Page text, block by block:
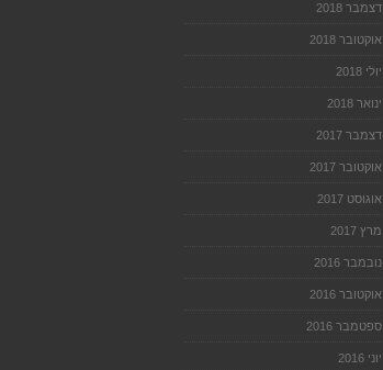
דצמבר 2018
אוקטובר 2018
יולי 2018
ינואר 2018
דצמבר 2017
אוקטובר 2017
אוגוסט 2017
מרץ 2017
נובמבר 2016
אוקטובר 2016
ספטמבר 2016
יוני 2016